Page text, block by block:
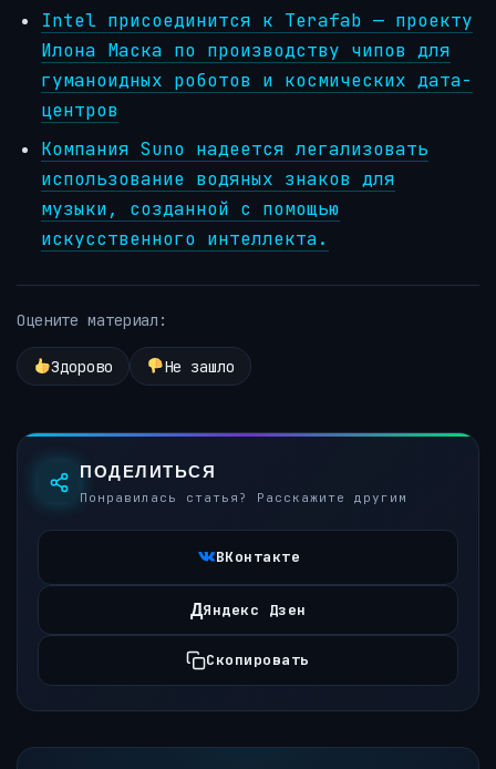
Intel присоединится к Terafab — проекту
Илона Маска по производству чипов для
гуманоидных роботов и космических дата-
центров
Компания Suno надеется легализовать
использование водяных знаков для
музыки, созданной с помощью
искусственного интеллекта.
Оцените материал:
Здорово Не зашло
ПОДЕЛИТЬСЯ
Понравилась статья? Расскажите другим
ВКонтакте
ДЯндекс Дзен
Скопировать